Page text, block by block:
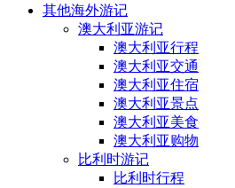
其他海外游记
澳大利亚游记
澳大利亚行程
澳大利亚交通
澳大利亚住宿
澳大利亚景点
澳大利亚美食
澳大利亚购物
比利时游记
比利时行程